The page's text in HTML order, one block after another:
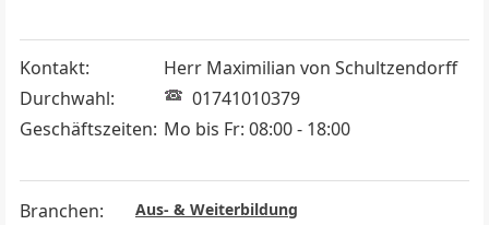
Kontakt:
Herr Maximilian von Schultzendorff
Durchwahl:
01741010379
Geschäftszeiten: Mo bis Fr: 08:00 - 18:00
Branchen: Aus- & Weiterbildung